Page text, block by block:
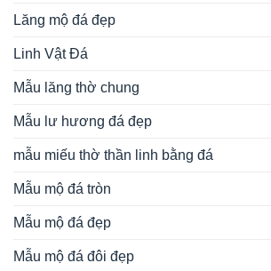
Lăng mộ đá đẹp
Linh Vật Đá
Mẫu lăng thờ chung
Mẫu lư hương đá đẹp
mẫu miếu thờ thần linh bằng đá
Mẫu mộ đá tròn
Mẫu mộ đá đẹp
Mẫu mộ đá đôi đẹp